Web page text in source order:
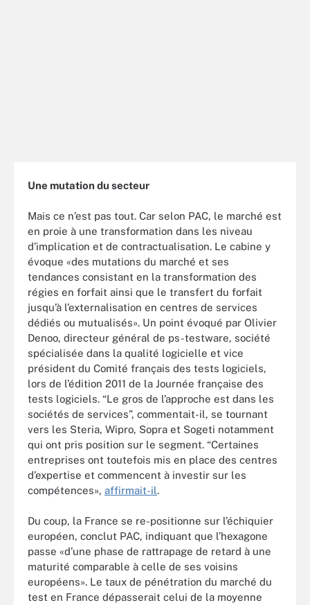
Une mutation du secteur
Mais ce n’est pas tout. Car selon PAC, le marché est
en proie à une transformation dans les niveau
d’implication et de contractualisation. Le cabine y
évoque «des mutations du marché et ses
tendances consistant en la transformation des
régies en forfait ainsi que le transfert du forfait
jusqu’à l’externalisation en centres de services
dédiés ou mutualisés». Un point évoqué par Olivier
Denoo, directeur général de ps-testware, société
spécialisée dans la qualité logicielle et vice
président du Comité français des tests logiciels,
lors de l’édition 2011 de la Journée française des
tests logiciels. “Le gros de l’approche est dans les
sociétés de services”, commentait-il, se tournant
vers les Steria, Wipro, Sopra et Sogeti notamment
qui ont pris position sur le segment. “Certaines
entreprises ont toutefois mis en place des centres
d’expertise et commencent à investir sur les
compétences», affirmait-il.
Du coup, la France se re-positionne sur l’échiquier
européen, conclut PAC, indiquant que l’hexagone
passe «d’une phase de rattrapage de retard à une
maturité comparable à celle de ses voisins
européens». Le taux de pénétration du marché du
test en France dépasserait celui de la moyenne